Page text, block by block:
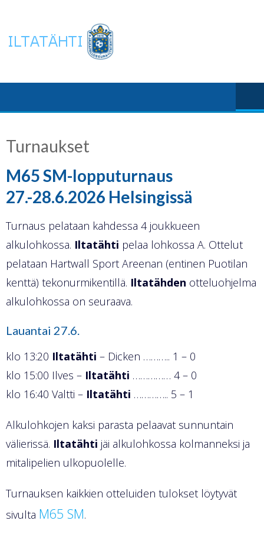
content
Turnaukset
M65 SM-lopputurnaus
27.-28.6.2026 Helsingissä
Turnaus pelataan kahdessa 4 joukkueen
alkulohkossa. Iltatähti pelaa lohkossa A. Ottelut
pelataan Hartwall Sport Areenan (entinen Puotilan
kenttä) tekonurmikentillä. Iltatähden otteluohjelma
alkulohkossa on seuraava.
Lauantai 27.6.
klo 13:20 Iltatähti – Dicken ……….. 1 – 0
klo 15:00 Ilves – Iltatähti …………… 4 – 0
klo 16:40 Valtti – Iltatähti ………….. 5 – 1
Alkulohkojen kaksi parasta pelaavat sunnuntain
välierissä. Iltatähti jäi alkulohkossa kolmanneksi ja
mitalipelien ulkopuolelle.
Turnauksen kaikkien otteluiden tulokset löytyvät
sivulta M65 SM.